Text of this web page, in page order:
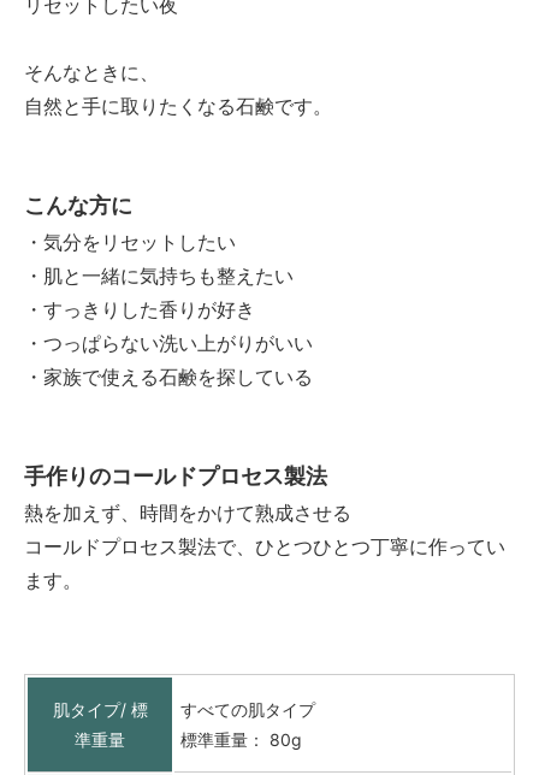
そんなときに、
自然と手に取りたくなる石鹸です。
こんな方に
・気分をリセットしたい
・肌と一緒に気持ちも整えたい
・すっきりした香りが好き
・つっぱらない洗い上がりがいい
・家族で使える石鹸を探している
手作りのコールドプロセス製法
熱を加えず、時間をかけて熟成させる
コールドプロセス製法で、ひとつひとつ丁寧に作ってい
ます。
肌タイプ/ 標
準重量
すべての肌タイプ
標準重量： 80g